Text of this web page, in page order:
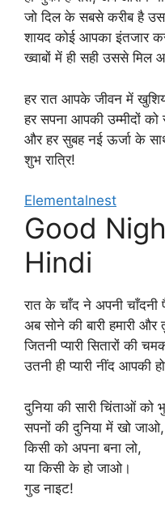
जो दिल के सबसे करीब है
शायद कोई आपका इंतजार कर
ख्वाबों में ही सही उससे मिल
हर रात आपके जीवन में
हर सपना आपकी उम्मीदों को
और हर सुबह नई ऊर्जा के
शुभ रात्रि!
Elementalnest
Good
Hindi
रात के चाँद ने अपनी चाँदनी
अब सोने की बारी हमारी और
जितनी प्यारी सितारों की
उतनी ही प्यारी नींद आपकी
दुनिया की सारी चिंताओं को
सपनों की दुनिया में खो जाओ,
किसी को अपना बना लो,
या किसी के हो जाओ।
गुड नाइट!